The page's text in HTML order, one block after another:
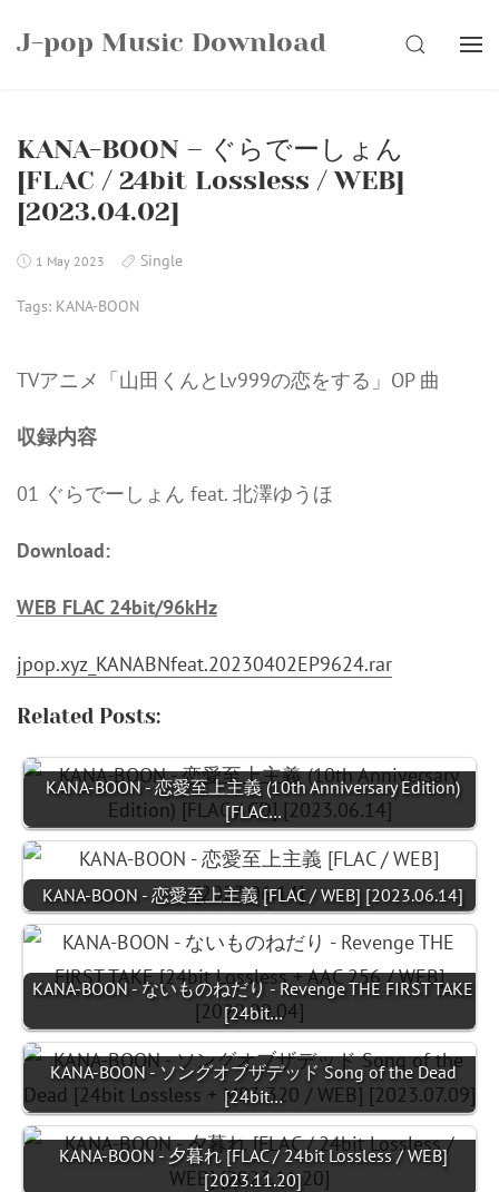
J-pop Music Download SEARCH
KANA-BOON – ぐらでーしょん
[FLAC / 24bit Lossless / WEB]
[2023.04.02]
1 May 2023 Single
Tags: KANA-BOON
TVアニメ「山田くんとLv999の恋をする」OP 曲
収録内容
01 ぐらでーしょん feat. 北澤ゆうほ
Download:
WEB FLAC 24bit/96kHz
jpop.xyz_KANABNfeat.20230402EP9624.rar
Related Posts:
KANA-BOON - 恋愛至上主義 (10th Anniversary Edition)
[FLAC…
KANA-BOON - 恋愛至上主義 [FLAC / WEB] [2023.06.14]
KANA-BOON - ないものねだり - Revenge THE FIRST TAKE
[24bit…
KANA-BOON - ソングオブザデッド Song of the Dead
[24bit…
KANA-BOON - 夕暮れ [FLAC / 24bit Lossless / WEB]
[2023.11.20]